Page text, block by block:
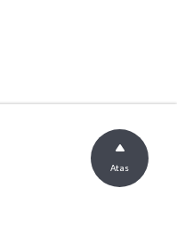
Atas